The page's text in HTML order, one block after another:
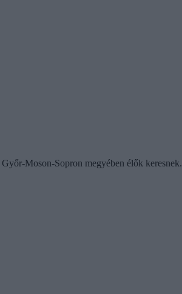
Moson-Sopron megyében élők keresnek.